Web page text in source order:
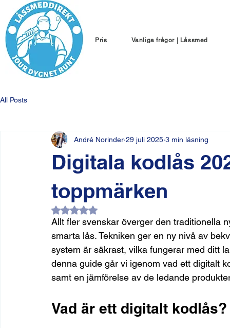
Pris Vanliga frågor | Låssmed
All Posts
Digitala kodlås
toppmärken
André Norinder 29 juli 2025 3 min läsning
Betygsatt till NaN av 5 stjärnor.
Allt fler svenskar överger den traditionella
smarta lås. Tekniken ger en ny nivå av
system är säkrast, vilka fungerar med ditt
denna guide går vi igenom vad ett digitalt
samt en jämförelse av de ledande
Vad är ett digitalt kodlås?